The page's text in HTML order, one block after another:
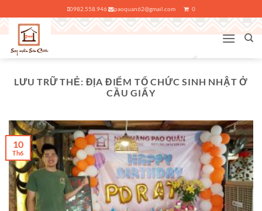
qua
nội
dung
0982.558.946 paoquan62@gmail.com 0
LƯU TRỮ THẺ: ĐỊA ĐIỂM TỔ CHỨC SINH NHẬT Ở
CẦU GIẤY
10
Th6